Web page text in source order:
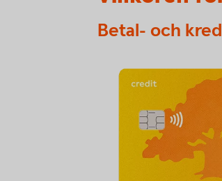
Betal- och